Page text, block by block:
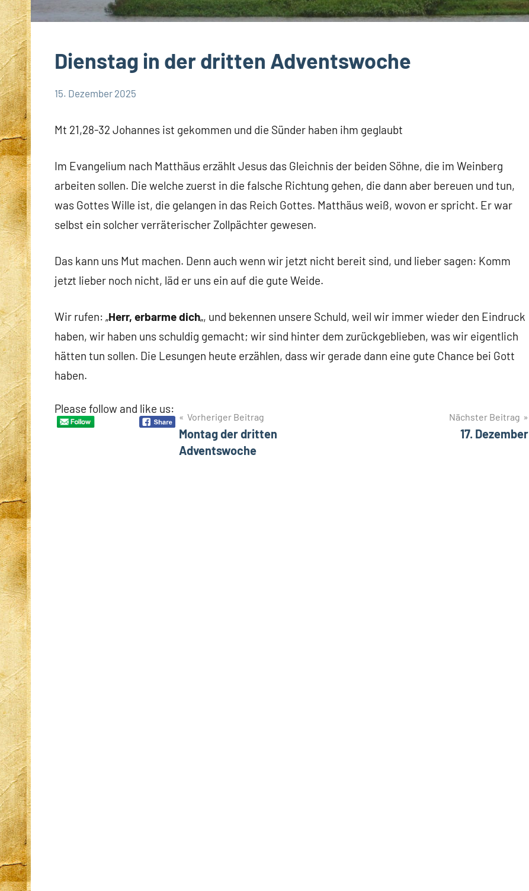
Dienstag in der dritten Adventswoche
15. Dezember 2025
Mt 21,28-32 Johannes ist gekommen und die Sünder haben ihm geglaubt
Im Evangelium nach Matthäus erzählt Jesus das Gleichnis der beiden Söhne, die im Weinberg
arbeiten sollen. Die welche zuerst in die falsche Richtung gehen, die dann aber bereuen und tun,
was Gottes Wille ist, die gelangen in das Reich Gottes. Matthäus weiß, wovon er spricht. Er war
selbst ein solcher verräterischer Zollpächter gewesen.
Das kann uns Mut machen. Denn auch wenn wir jetzt nicht bereit sind, und lieber sagen: Komm
jetzt lieber noch nicht, läd er uns ein auf die gute Weide.
Wir rufen: „Herr, erbarme dich„, und bekennen unsere Schuld, weil wir immer wieder den Eindruck
haben, wir haben uns schuldig gemacht; wir sind hinter dem zurückgeblieben, was wir eigentlich
hätten tun sollen. Die Lesungen heute erzählen, dass wir gerade dann eine gute Chance bei Gott
haben.
Please follow and like us:
BeitragsnavigationVorheriger Beitrag
Montag der dritten
Adventswoche
Nächster Beitrag
17. Dezember